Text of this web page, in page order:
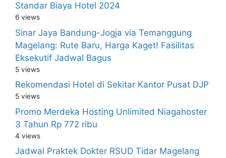
Standar Biaya Hotel 2024
6 views
Sinar Jaya Bandung-Jogja via Temanggung
Magelang: Rute Baru, Harga Kaget! Fasilitas
Eksekutif Jadwal Bagus
5 views
Rekomendasi Hotel di Sekitar Kantor Pusat DJP
5 views
Promo Merdeka Hosting Unlimited Niagahoster
3 Tahun Rp 772 ribu
4 views
Jadwal Praktek Dokter RSUD Tidar Magelang